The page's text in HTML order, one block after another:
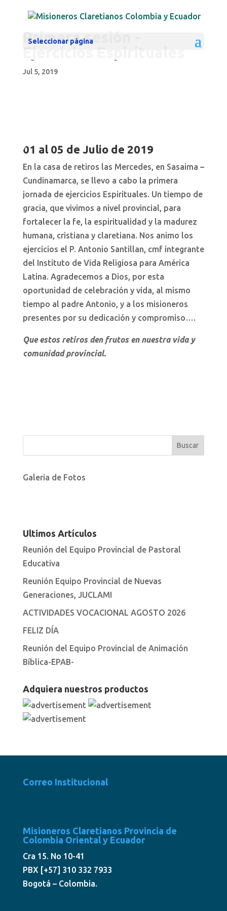
Seleccionar página
Primera sesión -
Ejercicios Espirituales
Jul 5, 2019
01 al 05 de Julio de 2019
En la casa de retiros las Mercedes, en Sasaima –
Cundinamarca, se llevo a cabo la primera
jornada de ejercicios Espirituales. Un tiempo de
gracia, que vivimos a nivel provincial, para
fortalecer la fe, la espiritualidad y la madurez
humana, cristiana y claretiana. Nos animo los
ejercicios el P. Antonio Santillan, cmf integrante
del Instituto de Vida Religiosa para América
Latina. Agradecemos a Dios, por esta
oportunidad de celebración y vida, al mismo
tiempo al padre Antonio, y a los misioneros
presentes por su dedicación y compromiso….
Que estos retiros den frutos en nuestra vida y
comunidad provincial.
Galeria de Fotos
Ultimos Artículos
Reunión del Equipo Provincial de Pastoral
Educativa
Reunión Equipo Provincial de Nuevas
Generaciones, JUCLAMI
ACTIVIDADES VOCACIONAL AGOSTO 2026
FELIZ DÍA
Reunión del Equipo Provincial de Animación
Bíblica-EPAB-
Adquiera nuestros productos
Correo Institucional
Misioneros Claretianos Provincia de
Colombia Oriental y Ecuador
Cra 15. No 10-41
PBX [+57] 310 332 7933
Bogotá – Colombia.